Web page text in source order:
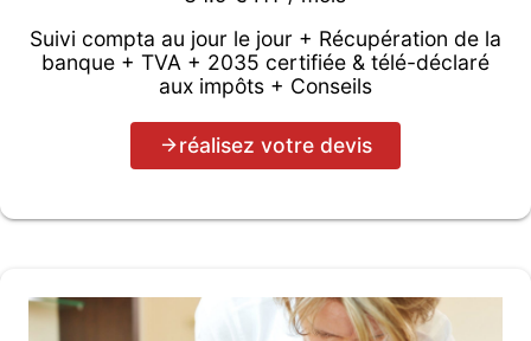
Suivi compta au jour le jour + Récupération de la
banque + TVA + 2035 certifiée & télé-déclaré
aux impôts + Conseils
réalisez votre devis